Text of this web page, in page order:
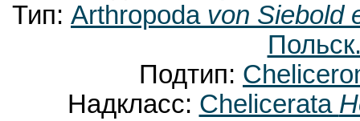
Тип: Arthropoda von Siebold
Подтип:
Надкласс: Chelicerata